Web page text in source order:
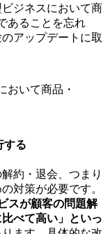
ジネスにおいて商
あることを忘れ
アップデートに取
する
約・退会、つまり
対策が必要です。
スが顧客の問題解
べて高い」といっ